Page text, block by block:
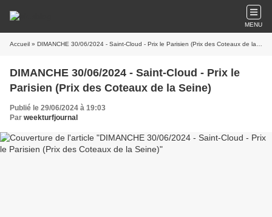
MENU
Accueil » DIMANCHE 30/06/2024 - Saint-Cloud - Prix le Parisien (Prix des Coteaux de la Seine)
DIMANCHE 30/06/2024 - Saint-Cloud - Prix le
Parisien (Prix des Coteaux de la Seine)
Publié le 29/06/2024 à 19:03
Par weekturfjournal